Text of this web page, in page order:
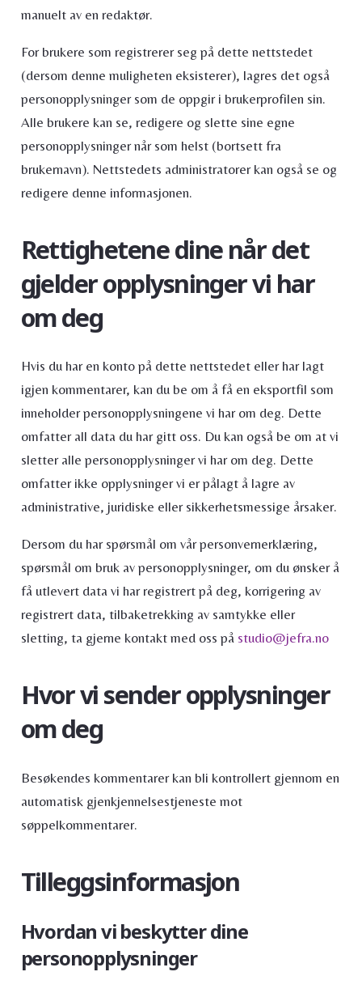
manuelt av en redaktør.
For brukere som registrerer seg på dette nettstedet
(dersom denne muligheten eksisterer), lagres det også
personopplysninger som de oppgir i brukerprofilen sin.
Alle brukere kan se, redigere og slette sine egne
personopplysninger når som helst (bortsett fra
brukernavn). Nettstedets administratorer kan også se og
redigere denne informasjonen.
Rettighetene dine når det
gjelder opplysninger vi har
om deg
Hvis du har en konto på dette nettstedet eller har lagt
igjen kommentarer, kan du be om å få en eksportfil som
inneholder personopplysningene vi har om deg. Dette
omfatter all data du har gitt oss. Du kan også be om at vi
sletter alle personopplysninger vi har om deg. Dette
omfatter ikke opplysninger vi er pålagt å lagre av
administrative, juridiske eller sikkerhetsmessige årsaker.
Dersom du har spørsmål om vår personvernerklæring,
spørsmål om bruk av personopplysninger, om du ønsker å
få utlevert data vi har registrert på deg, korrigering av
registrert data, tilbaketrekking av samtykke eller
sletting, ta gjerne kontakt med oss på studio@jefra.no
Hvor vi sender opplysninger
om deg
Besøkendes kommentarer kan bli kontrollert gjennom en
automatisk gjenkjennelsestjeneste mot
søppelkommentarer.
Tilleggsinformasjon
Hvordan vi beskytter dine
personopplysninger